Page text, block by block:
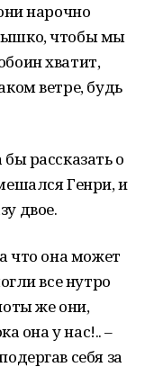
нарочно
чтобы мы
хватит,
ветре, будь
рассказать о
Генри, и
двое.
что она может
все нутро
же они,
она у нас!.. –
себя за